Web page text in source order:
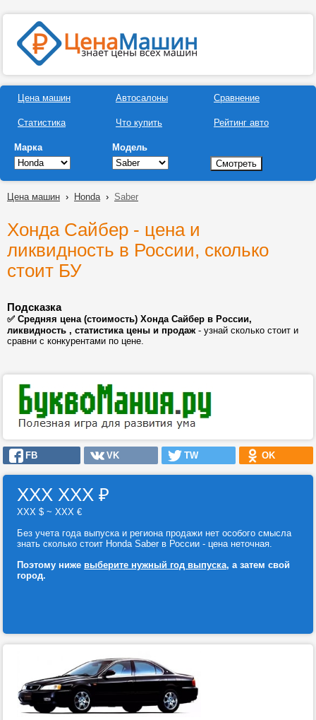
Цена машин
Статистика
Автосалоны
Что купить
Сравнение
Рейтинг авто
Марка Модель
Цена машин › Honda› Saber
Хонда Сайбер - цена и
ликвидность в России, сколько
стоит БУ
Подсказка
✅ Средняя цена (стоимость) Хонда Сайбер в России,
ликвидность , статистика цены и продаж- узнай сколько стоит и
сравни с конкурентами по цене.
FB VK TW OK
ХХХ ХХХ ₽
ХХХ $ ~ ХХХ €
Без учета года выпуска и региона продажи нет особого смысла
знать сколько стоит Honda Saber в России - цена неточная.
Поэтому ниже выберите нужный год выпуска, а затем свой
город.